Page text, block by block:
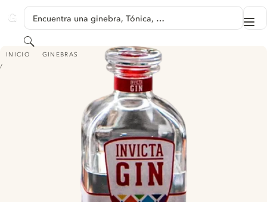
GINVENTORY
Encuentra una ginebra, Tónica, …
Buscar
INICIO GINEBRAS
INVICTA GIN - NAVY STRENGHT